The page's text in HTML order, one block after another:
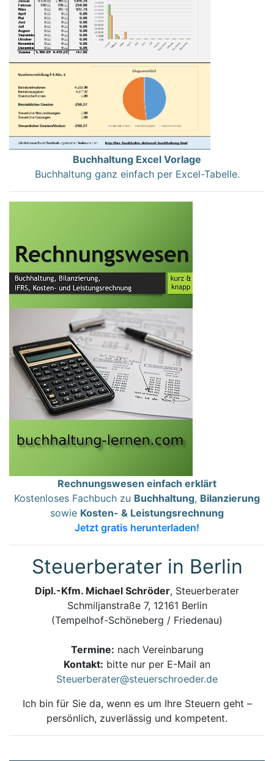
Buchhaltung Excel Vorlage
Buchhaltung ganz einfach per Excel-Tabelle.
Rechnungswesen einfach erklärt
Kostenloses Fachbuch zu Buchhaltung, Bilanzierung
sowie Kosten- & Leistungsrechnung
Jetzt gratis herunterladen!
Steuerberater in Berlin
Dipl.-Kfm. Michael Schröder, Steuerberater
Schmiljanstraße 7, 12161 Berlin
(Tempelhof-Schöneberg / Friedenau)
Termine: nach Vereinbarung
Kontakt: bitte nur per E-Mail an
Steuerberater@steuerschroeder.de
Ich bin für Sie da, wenn es um Ihre Steuern geht –
persönlich, zuverlässig und kompetent.